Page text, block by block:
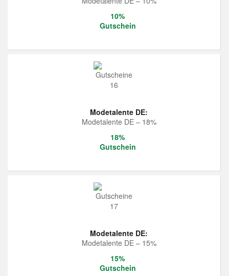
10%
Gutschein
Modetalente DE:
Modetalente DE – 18%
18%
Gutschein
Modetalente DE:
Modetalente DE – 15%
15%
Gutschein